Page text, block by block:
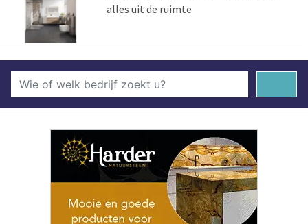
alles uit de ruimte